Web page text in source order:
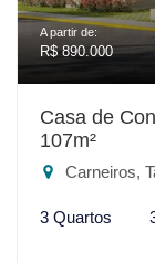
A partir de:
R$ 890.000
Casa de
107m²
Carneiros,
3 Quartos